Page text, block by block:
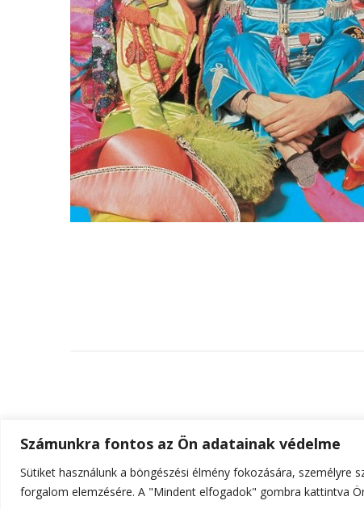
Számunkra fontos az Ön adatainak védelme
Sütiket használunk a böngészési élmény fokozására,
forgalom elemzésére. A "Mindent elfogadok" gombra kattintva
© Szerzői jog 2026ELTE Online . Minden jog